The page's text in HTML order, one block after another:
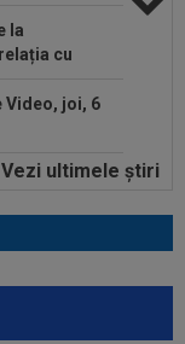
la
cu
Video, joi, 6
care l-a
cu Real
milioane de
Vezi ultimele ştiri